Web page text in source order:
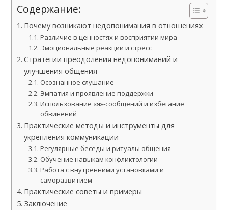
Содержание:
Почему возникают недопонимания в отношениях
Различие в ценностях и восприятии мира
Эмоциональные реакции и стресс
Стратегии преодоления недопониманий и
улучшения общения
Осознанное слушание
Эмпатия и проявление поддержки
Использование «я»-сообщений и избегание
обвинений
Практические методы и инструменты для
укрепления коммуникации
Регулярные беседы и ритуалы общения
Обучение навыкам конфликтологии
Работа с внутренними установками и
саморазвитием
Практические советы и примеры
Заключение